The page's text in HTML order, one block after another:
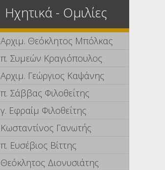
Ηχητικά - Ομιλίες
Αρχιμ. Θεόκλητος Μπόλκας
π. Συμεών Κραγιόπουλος
Αρχιμ. Γεώργιος Καψάνης
π. Σάββας Φιλοθεΐτης
γ. Εφραίμ Φιλοθεΐτης
Κωσταντίνος Γανωτής
π. Ευσέβιος Βίττης
Θεόκλητος Διονυσιάτης